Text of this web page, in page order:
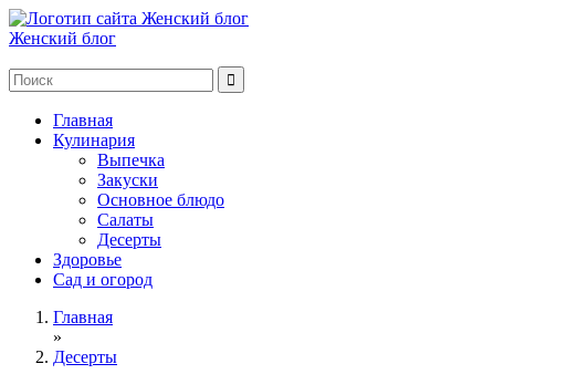
Женский блог
Главная
Кулинария
Выпечка
Закуски
Основное блюдо
Салаты
Десерты
Здоровье
Сад и огород
Главная
»
Десерты